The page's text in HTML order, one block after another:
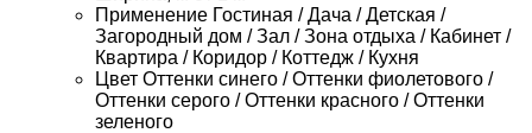
Применение Гостиная / Дача / Детская /
Загородный дом / Зал / Зона отдыха / Кабинет /
Квартира / Коридор / Коттедж / Кухня
Цвет Оттенки синего / Оттенки фиолетового /
Оттенки серого / Оттенки красного / Оттенки
зеленого